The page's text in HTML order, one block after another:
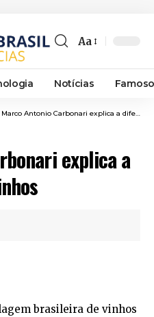
Font
Resizer
Aa
Notícias
Marco Antonio Carbonari explica a diferença entre vinhos
explica a
brasileira de vinhos